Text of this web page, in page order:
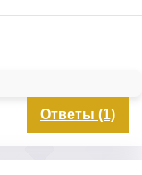
Ответы (1)